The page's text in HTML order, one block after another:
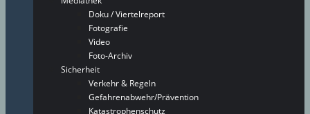
Doku / Viertelreport
Fotografie
Video
Foto-Archiv
Sicherheit
Verkehr & Regeln
Gefahrenabwehr/Prävention
Katastrophenschutz